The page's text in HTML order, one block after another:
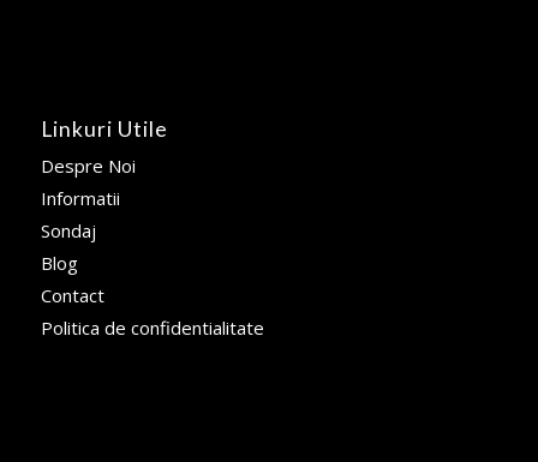
Linkuri Utile
Despre Noi
Informatii
Sondaj
Blog
Contact
Politica de confidentialitate